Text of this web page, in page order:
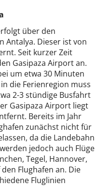
über den
Antalya. Dieser ist von
Seit kurzer Zeit
Gasipaza Airport an.
um etwa 30 Minuten
die Ferienregion muss
2-3 stündige Busfahrt
Gasipaza Airport liegt
Bereits im Jahr
zunächst nicht für
da die Landebahn
jedoch auch Flüge
Tegel, Hannover,
Flughafen an. Die
Fluglinien